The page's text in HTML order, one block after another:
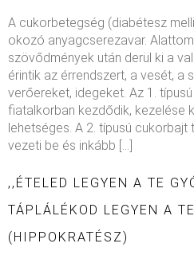
A cukorbetegség (diabétesz
okozó anyagcserezavar.
szövődmények után derül ki a
érintik az érrendszert, a vesét, a
verőereket, idegeket. Az 1.
fiatalkorban kezdődik, kezelése
lehetséges. A 2. típusú
vezeti be és inkább […]
,,ÉTELED LEGYEN A TE
TÁPLÁLÉKOD LEGYEN A
(HIPPOKRATÉSZ)